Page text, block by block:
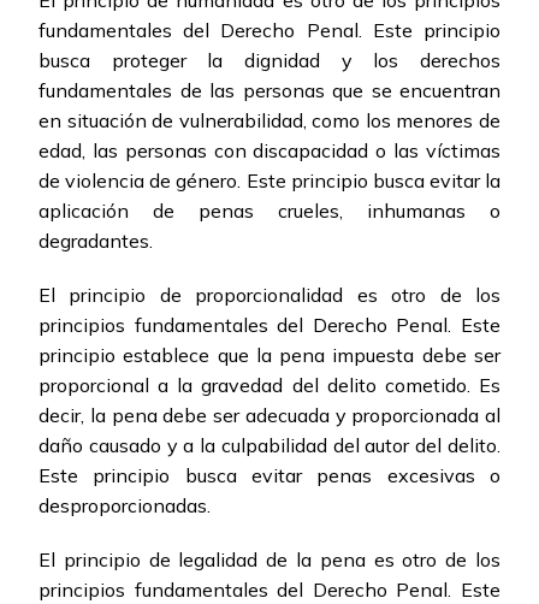
fundamentales del Derecho Penal. Este principio
busca proteger la dignidad y los derechos
fundamentales de las personas que se encuentran
en situación de vulnerabilidad, como los menores de
edad, las personas con discapacidad o las víctimas
de violencia de género. Este principio busca evitar la
aplicación de penas crueles, inhumanas o
degradantes.
El principio de proporcionalidad es otro de los
principios fundamentales del Derecho Penal. Este
principio establece que la pena impuesta debe ser
proporcional a la gravedad del delito cometido. Es
decir, la pena debe ser adecuada y proporcionada al
daño causado y a la culpabilidad del autor del delito.
Este principio busca evitar penas excesivas o
desproporcionadas.
El principio de legalidad de la pena es otro de los
principios fundamentales del Derecho Penal. Este